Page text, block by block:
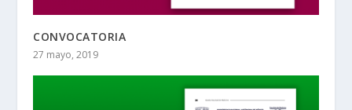
CONVOCATORIA
27 mayo, 2019